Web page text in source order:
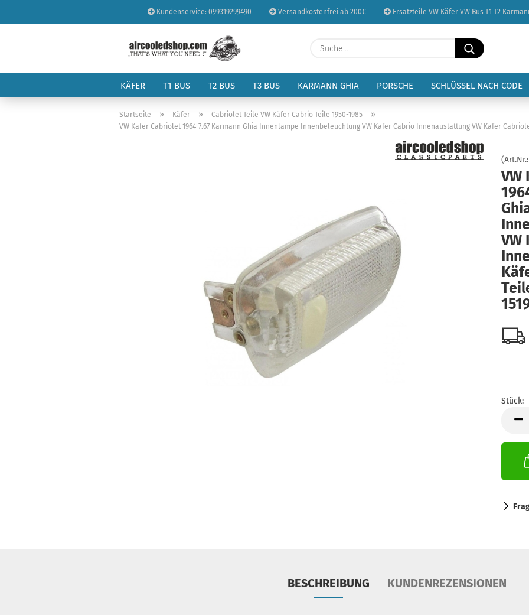
Kundenservice: 099319299490 Versandkostenfrei ab 200€ Ersatzteile VW Käfer VW Bus T1 T2
Sprache auswählen
Lieferland
Konto erstellen
Passwort
Suche...
KÄFER T1 BUS T2 BUS T3 BUS KARMANN GHIA PORSCHE SCHLÜSSEL NACH CODE
Startseite » Käfer » Cabriolet Teile VW Käfer Cabrio Teile 1950-1985 »
VW Käfer Cabriolet 1964-7.67 Karmann Ghia Innenlampe Innenbeleuchtung VW Käfer Cabrio Innenaustattung VW Käfer
(Art.Nr.:
VW
VW
Stück:
Stück
BESCHREIBUNG KUNDENREZENSIONEN